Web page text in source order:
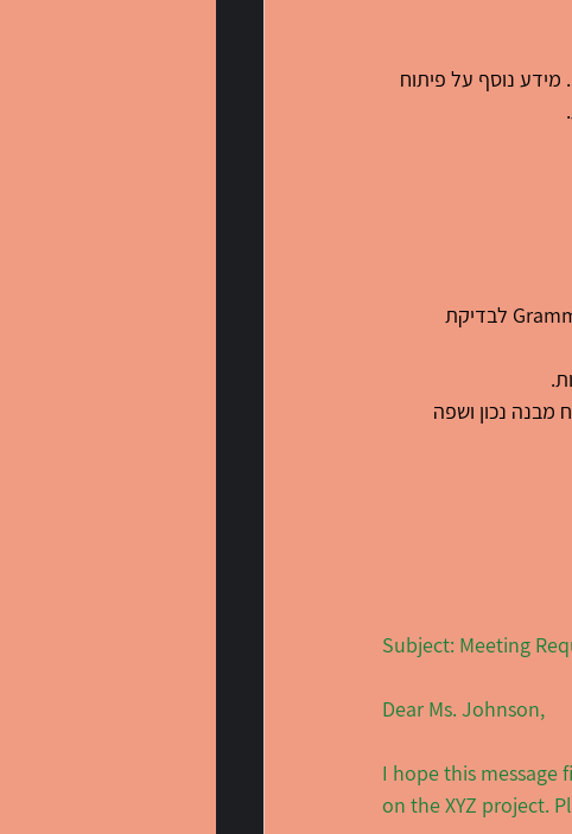
נוסף על פיתוח
טעויות עלולות לפגוע במקצועיותכם. השתמשו בכלים כמו Grammarly לבדיקת
מבנה נכון ושפה
Subject: Meeting
Dear Ms. Johnson,
I hope this message
on the XYZ project.